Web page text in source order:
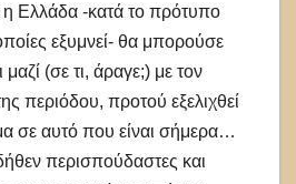
η Ελλάδα -κατά το πρότυπο
εξυμνεί- θα μπορούσε
(σε τι, άραγε;) με τον
περιόδου, προτού εξελιχθεί
σε αυτό που είναι σήμερα…
περισπούδαστες και